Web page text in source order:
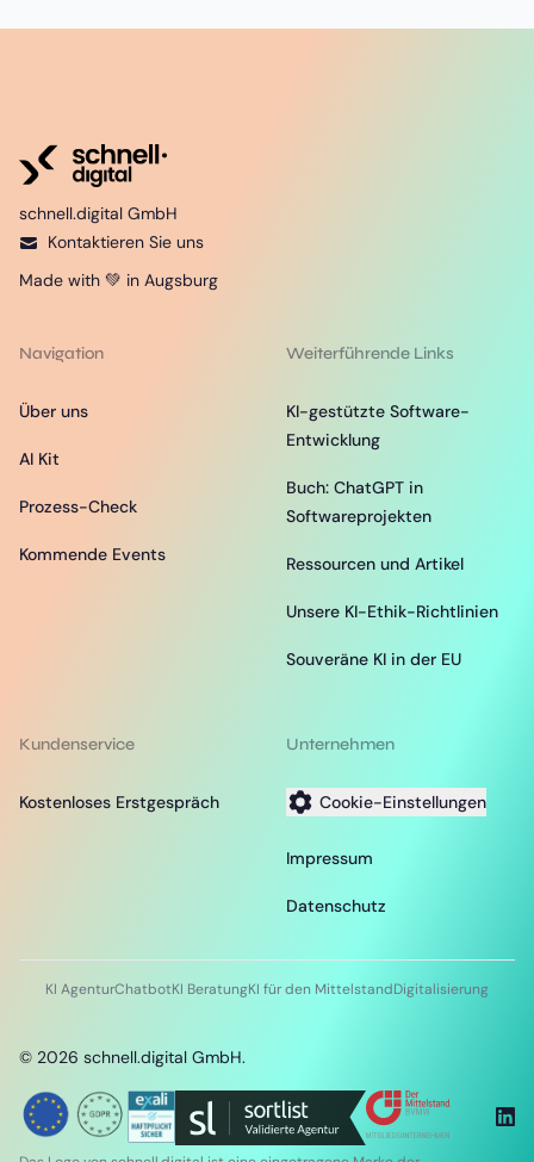
schnell.digital GmbH
Kontaktieren Sie uns
Made with 💚 in Augsburg
Navigation
Über uns
AI Kit
Prozess-Check
Kommende Events
Weiterführende Links
KI-gestützte Software-
Entwicklung
Buch: ChatGPT in
Softwareprojekten
Ressourcen und Artikel
Unsere KI-Ethik-Richtlinien
Souveräne KI in der EU
Kundenservice
Kostenloses Erstgespräch
Unternehmen
Cookie-Einstellungen
Impressum
Datenschutz
KI AgenturChatbotKI BeratungKI für den MittelstandDigitalisierung
© 2026 schnell.digital GmbH.